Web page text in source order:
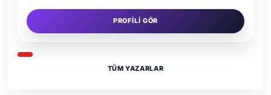
PROFILI GÖR
TÜM YAZARLAR